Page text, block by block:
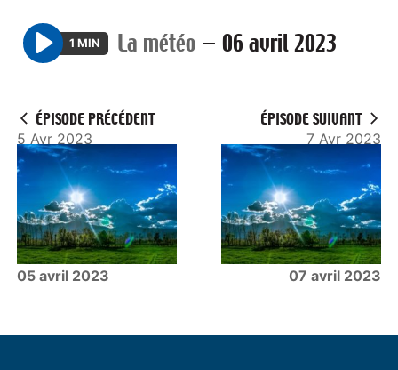
P
y
1 MIN La météo — 06 avril 2023
ÉPISODE PRÉCÉDENT
5 Avr 2023
05 avril 2023
ÉPISODE SUIVANT
7 Avr 2023
07 avril 2023